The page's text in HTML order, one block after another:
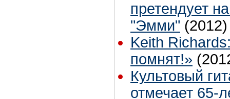
претендует
"Эмми" (2012)
Keith
помнят!»
Культовый
отмечает 65-